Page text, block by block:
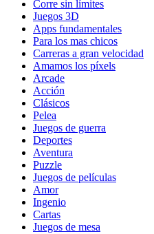
Corre sin límites
Juegos 3D
Apps fundamentales
Para los mas chicos
Carreras a gran velocidad
Amamos los píxels
Arcade
Acción
Clásicos
Pelea
Juegos de guerra
Deportes
Aventura
Puzzle
Juegos de películas
Amor
Ingenio
Cartas
Juegos de mesa